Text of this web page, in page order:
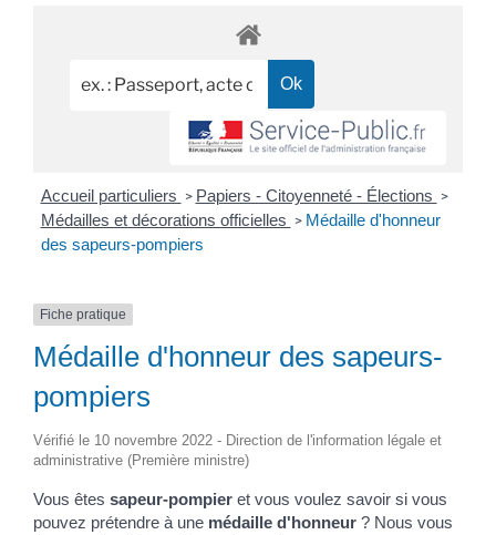
Accueil particuliers > Papiers - Citoyenneté - Élections >
Médailles et décorations officielles > Médaille d'honneur
des sapeurs-pompiers
Fiche pratique
Médaille d'honneur des sapeurs-
pompiers
Vérifié le 10 novembre 2022 - Direction de l'information légale et
administrative (Première ministre)
Vous êtes sapeur-pompier et vous voulez savoir si vous
pouvez prétendre à une médaille d'honneur ? Nous vous